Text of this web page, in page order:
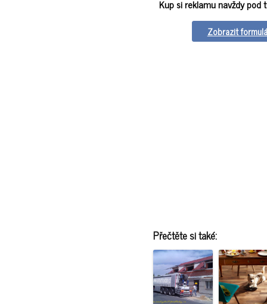
Kup si reklamu navždy
Zobrazit
Přečtěte si také: